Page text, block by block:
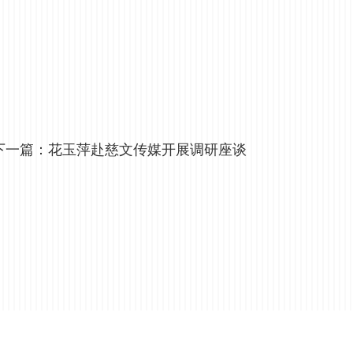
一篇： 花玉萍赴慈文传媒开展调研座谈